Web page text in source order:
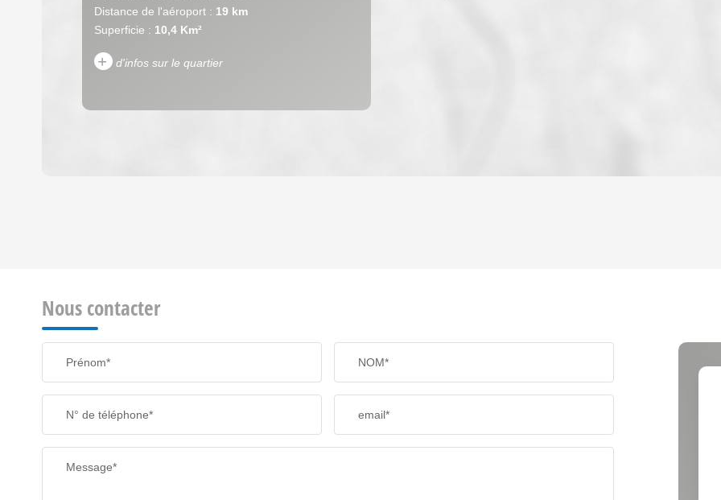
Distance de l'aéroport : 19 km
Superficie : 10,4 Km²
+ d'infos sur le quartier
TAXE FONCIÈRE
SUPERFICIE :
RESTAURANTS ET CAFÉS COMMERCES
Nous contacter
Prénom* NOM*
N° de téléphone* email*
Message*